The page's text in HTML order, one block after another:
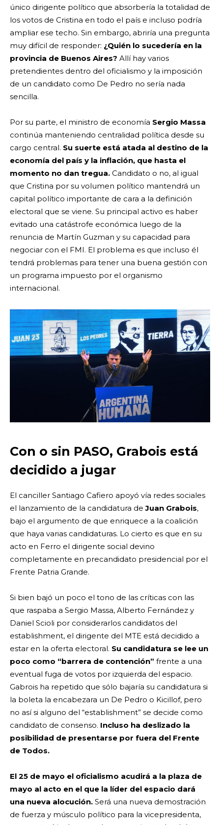
único dirigente político que absorbería la totalidad de
los votos de Cristina en todo el país e incluso podría
ampliar ese techo. Sin embargo, abriría una pregunta
muy difícil de responder: ¿Quién lo sucedería en la
provincia de Buenos Aires? Allí hay varios
pretendientes dentro del oficialismo y la imposición
de un candidato como De Pedro no sería nada
sencilla.
Por su parte, el ministro de economía Sergio Massa
continúa manteniendo centralidad política desde su
cargo central. Su suerte está atada al destino de la
economía del país y la inflación, que hasta el
momento no dan tregua. Candidato o no, al igual
que Cristina por su volumen político mantendrá un
capital político importante de cara a la definición
electoral que se viene. Su principal activo es haber
evitado una catástrofe económica luego de la
renuncia de Martín Guzman y su capacidad para
negociar con el FMI. El problema es que incluso él
tendrá problemas para tener una buena gestión con
un programa impuesto por el organismo
internacional.
Con o sin PASO, Grabois está
decidido a jugar
El canciller Santiago Cafiero apoyó vía redes sociales
el lanzamiento de la candidatura deJuan Grabois,
bajo el argumento de que enriquece a la coalición
que haya varias candidaturas. Lo cierto es que en su
acto en Ferro el dirigente social devino
completamente en precandidato presidencial por el
Frente Patria Grande.
Si bien bajó un poco el tono de las críticas con las
que raspaba a Sergio Massa, Alberto Fernández y
Daniel Scioli por considerarlos candidatos del
establishment, el dirigente del MTE está decidido a
estar en la oferta electoral. Su candidatura se lee un
poco como “barrera de contención” frente a una
eventual fuga de votos por izquierda del espacio.
Gabrois ha repetido que sólo bajaría su candidatura si
la boleta la encabezara un De Pedro o Kicillof, pero
no así si alguno del “establishment” se decide como
candidato de consenso. Incluso ha deslizado la
posibilidad de presentarse por fuera del Frente
de Todos.
El 25 de mayo el oficialismo acudirá a la plaza de
mayo al acto en el que la líder del espacio dará
una nueva alocución. Será una nueva demostración
de fuerza y músculo político para la vicepresidenta,